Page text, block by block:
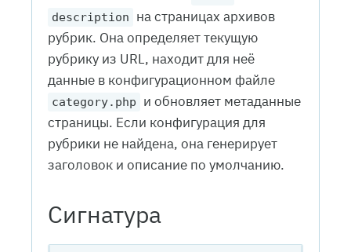
description
на страницах архивов
рубрик. Она определяет текущую
рубрику из URL, находит для неё
данные в конфигурационном файле
category.php
и обновляет метаданные
страницы. Если конфигурация для
рубрики не найдена, она генерирует
заголовок и описание по умолчанию.
Сигнатура